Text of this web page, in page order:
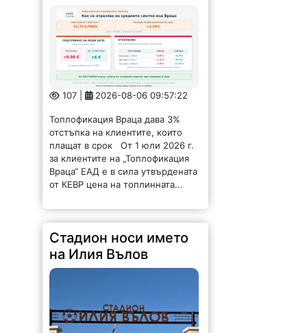
107 | 2026-08-06 09:57:22
Топлофикация Враца дава 3%
отстъпка на клиентите, които
плащат в срок От 1 юли 2026 г.
за клиентите на „Топлофикация
Враца“ ЕАД е в сила утвърдената
от КЕВР цена на топлинната...
Стадион носи името
на Илия Вълов